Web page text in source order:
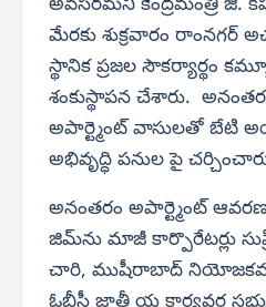
అవసరమని కేంద్రమంత్రి జి.
మేరకు శుక్రవారం రాంనగర్
స్థానిక ప్రజల సౌకర్యార్థం
శంకుస్థాపన చేశారు.
అపార్ట్మెంట్ వాసులతో బేటి
అభివృద్ధి పనుల పై
అనంతరం అపార్ట్మెంట్
జిమ్‌ను మాజీ కార్పొరేటర్లు
చారి, ముషీరాబాద్